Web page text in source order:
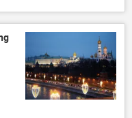
Bắc Kinh